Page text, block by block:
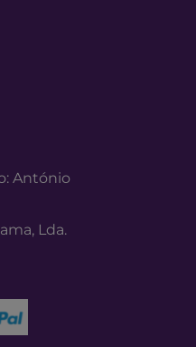
António
Lda.